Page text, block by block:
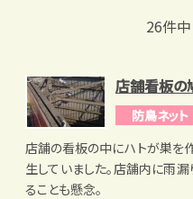
26件
店舗看板の
防鳥ネット
店舗の看板の中にハトが巣を
生していました。店舗内に雨
ることも懸念。